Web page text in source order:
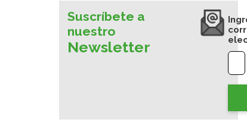
Suscríbete a
nuestro
Newsletter